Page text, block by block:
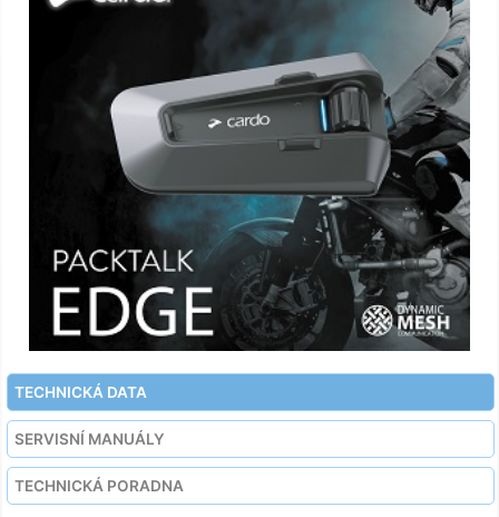
TECHNICKÁ DATA
SERVISNÍ MANUÁLY
TECHNICKÁ PORADNA